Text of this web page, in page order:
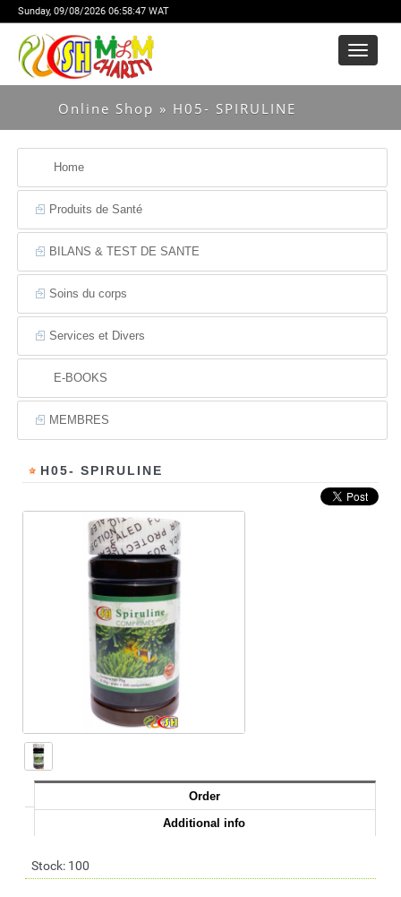
Sunday, 09/08/2026 06:58:47 WAT
Menu
Online Shop » H05- SPIRULINE
Home
Produits de Santé
BILANS & TEST DE SANTE
Soins du corps
Services et Divers
E-BOOKS
MEMBRES
H05- SPIRULINE
Order
Additional info
Stock: 100